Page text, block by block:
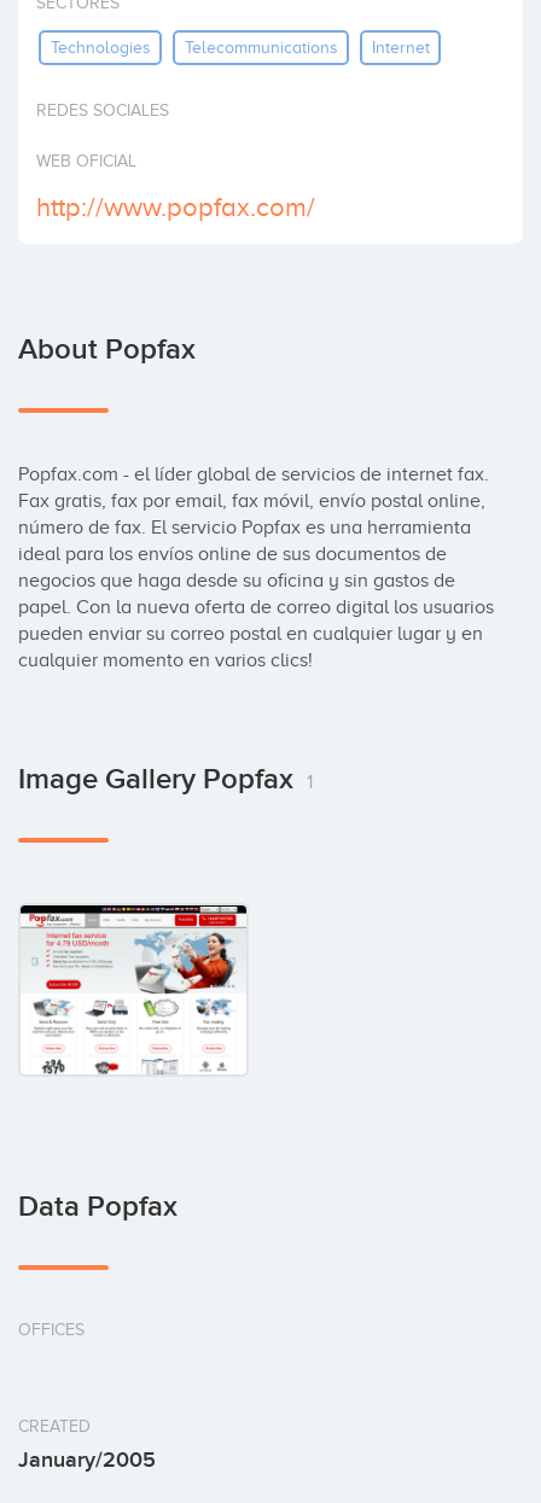
Technologies Telecommunications Internet
REDES SOCIALES
WEB OFICIAL
http://www.popfax.com/
About Popfax
Popfax.com - el líder global de servicios de internet fax.
Fax gratis, fax por email, fax móvil, envío postal online,
número de fax. El servicio Popfax es una herramienta
ideal para los envíos online de sus documentos de
negocios que haga desde su oficina y sin gastos de
papel. Con la nueva oferta de correo digital los usuarios
pueden enviar su correo postal en cualquier lugar y en
cualquier momento en varios clics!
Image Gallery Popfax 1
Data Popfax
OFFICES
CREATED
January/2005